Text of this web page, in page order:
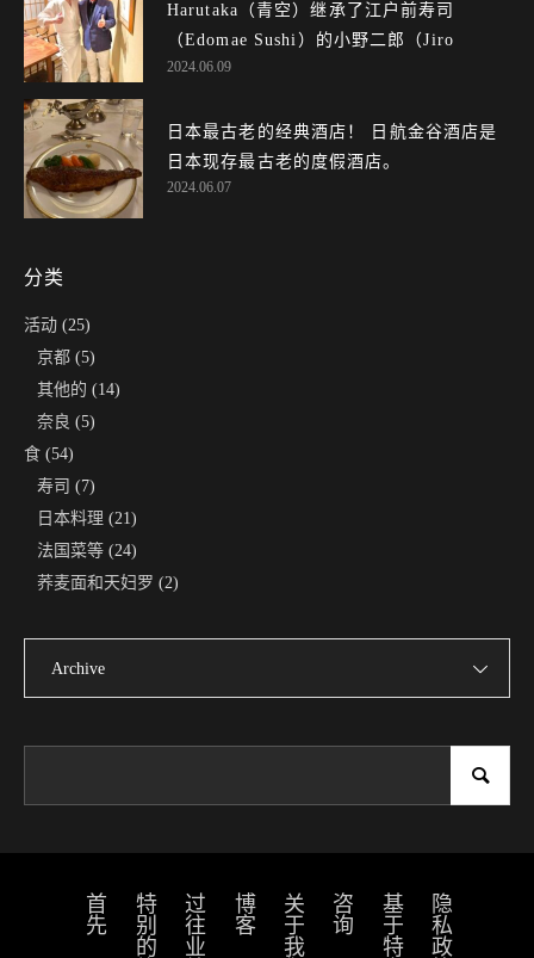
Harutaka（青空）继承了江户前寿司
（Edomae Sushi）的小野二郎（Jiro
Ono）的基因，令人赞不绝口！
2024.06.09
日本最古老的经典酒店！ 日航金谷酒店是
日本现存最古老的度假酒店。
2024.06.07
分类
活动 (25)
京都(5)
其他的 (14)
奈良 (5)
食 (54)
寿司 (7)
日本料理 (21)
法国菜等(24)
荞麦面和天妇罗 (2)
Archive
隐私政策
咨询
关于我们
博客
过往业绩
首先